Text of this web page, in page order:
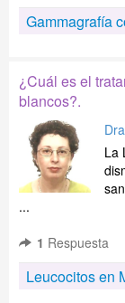
Gammagrafía
¿Cuál es el
blancos?.
La
...
1 Respuesta
Leucocitos en